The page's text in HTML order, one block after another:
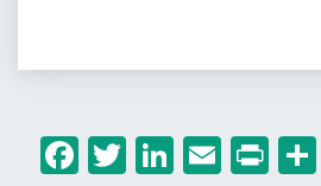
Facebook
Twitter
LinkedIn
Email
Print